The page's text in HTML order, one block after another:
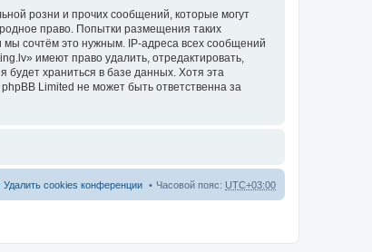
розни и прочих сообщений, которые могут
право. Попытки размещения таких
сочтём это нужным. IP-адреса всех сообщений
имеют право удалить, отредактировать,
храниться в базе данных. Хотя эта
Limited не может быть ответственна за
Часовой пояс: UTC+03:00
Удалить cookies конференции